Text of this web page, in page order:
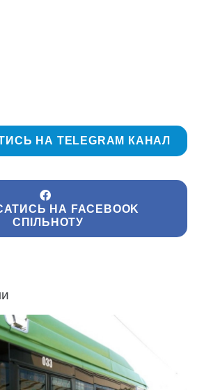
НА TELEGRAM КАНАЛ
НА FACEBOOK
СПІЛЬНОТУ